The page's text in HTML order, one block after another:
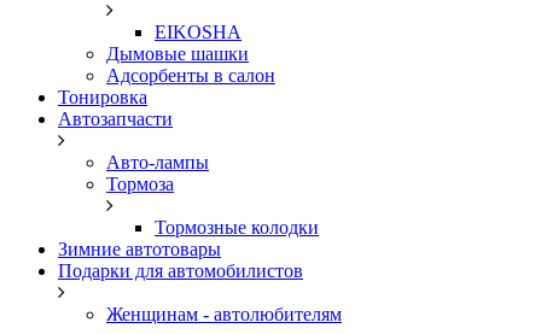
EIKOSHA
Дымовые шашки
Адсорбенты в салон
Тонировка
Автозапчасти
Авто-лампы
Тормоза
Тормозные колодки
Зимние автотовары
Подарки для автомобилистов
Женщинам - автолюбителям